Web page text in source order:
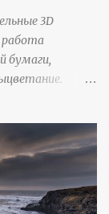
3D
бумаги,
точно